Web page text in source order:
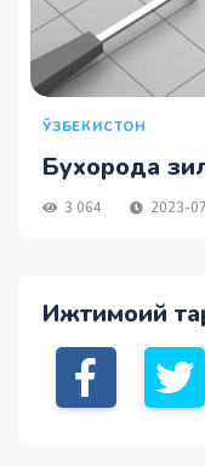
ЎЗБЕКИСТОН
Бухорода
3 064 2023-
Ижтимоий